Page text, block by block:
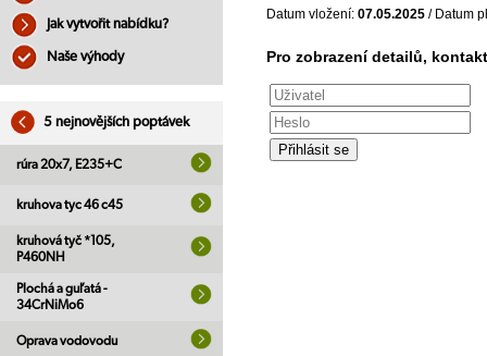
Jak vytvořit nabídku?
Naše výhody
5 nejnovějších poptávek
rúra 20x7, E235+C
kruhova tyc 46 c45
kruhová tyč *105,
P460NH
Plochá a guľatá -
34CrNiMo6
Oprava vodovodu
Datum vložení: 07.05.2025 / Datum
Pro zobrazení detailů,